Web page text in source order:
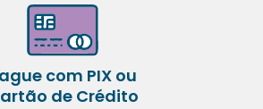
com PIX ou
de Crédito